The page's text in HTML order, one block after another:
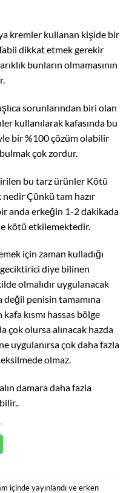
kremler kullanan kişide bir
dikkat etmek gerekir
bunların olmamasının
sorunlarından biri olan
kullanılarak kafasında bu
bir %100 çözüm olabilir
çok zordur.
bu tarz ürünler Kötü
Çünkü tam hazır
anda erkeğin 1-2 dakikada
kötü etkilemektedir.
için zaman kulladığı
diye bilinen
olmalıdır uygulanacak
değil penisin tamamına
kısmı hassas bölge
çok olursa alınacak hazda
uygulanırsa çok daha fazla
olmaz.
damara daha fazla
içinde yayınlandı veerken